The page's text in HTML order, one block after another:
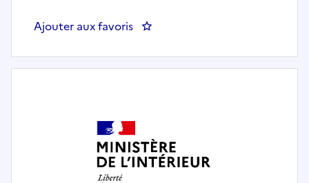
Ajouter aux favoris : CABMIN - Chargé de mission